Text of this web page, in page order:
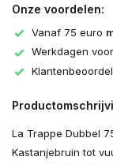
Onze voordelen:
Vanaf 75 euro
Werkdagen
La Trappe Dubbel
Kastanjebruin tot